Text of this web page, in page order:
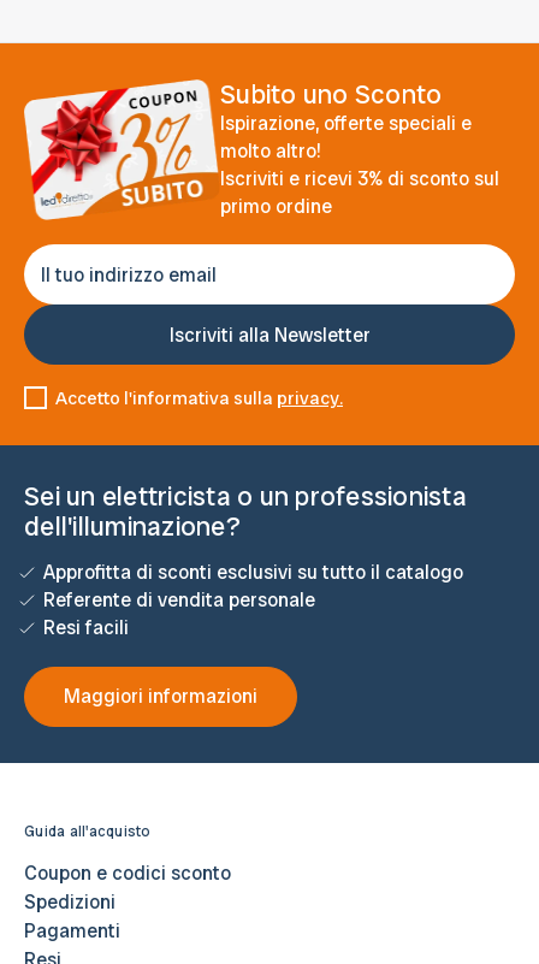
Subito uno Sconto
Ispirazione, offerte speciali e
molto altro!
Iscriviti e ricevi 3% di sconto sul
primo ordine
Accetto l'informativa sulla privacy.
Sei un elettricista o un professionista
dell'illuminazione?
Approfitta di sconti esclusivi su tutto il catalogo
Referente di vendita personale
Resi facili
Maggiori informazioni
Guida all'acquisto
Coupon e codici sconto
Spedizioni
Pagamenti